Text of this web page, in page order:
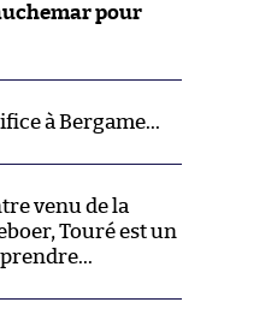
pour
à Bergame...
venu de la
Touré est un